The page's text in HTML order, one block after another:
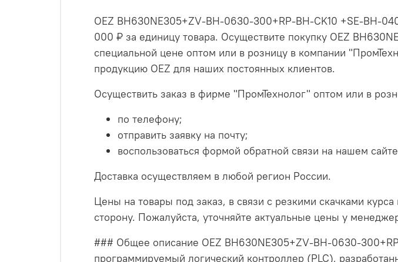
OEZ BH630NE305+ZV-BH-0630-300+RP-BH-CK10 +SE-BH-
000 ₽ за единицу товара. Осуществите покупку OEZ
специальной цене оптом или в розницу в компании
продукцию OEZ для наших постоянных клиентов.
Осуществить заказ в фирме "ПромТехнолог" оптом или в
по телефону;
отправить заявку на почту;
воспользоваться формой обратной связи на нашем
Доставка осуществляем в любой регион России.
Цены на товары под заказ, в связи с резкими скачками
сторону. Пожалуйста, уточняйте актуальные цены у
### Общее описание OEZ BH630NE305+ZV-BH-0630-
программируемый логический контроллер (PLC),